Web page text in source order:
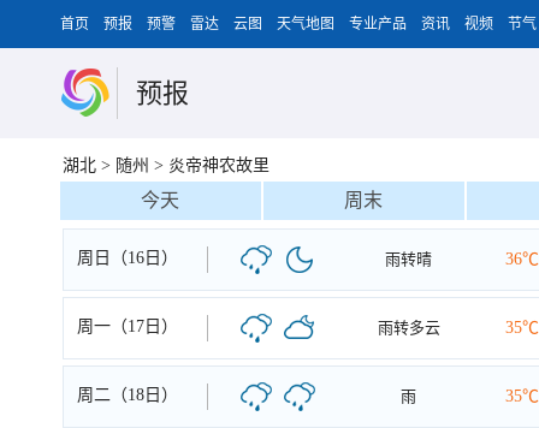
首页 预报 预警 雷达 云图 天气地图 专业产品 资讯 视频 节气
预报
湖北 > 随州 > 炎帝神农故里
今天 周末
周日（16日） 雨转晴 36℃
周一（17日） 雨转多云 35℃
周二（18日） 雨 35℃